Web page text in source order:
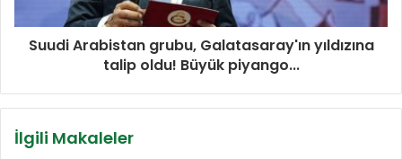
Suudi Arabistan grubu, Galatasaray'ın yıldızına
talip oldu! Büyük piyango...
İlgili Makaleler